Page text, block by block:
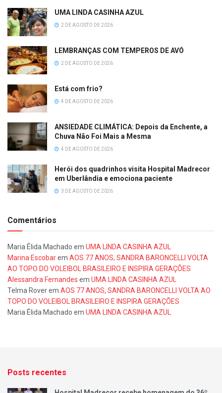
UMA LINDA CASINHA AZUL
2 DE AGOSTO DE 2026
LEMBRANÇAS COM TEMPEROS DE AVÓ
2 DE AGOSTO DE 2026
Está com frio?
4 DE AGOSTO DE 2026
ANSIEDADE CLIMÁTICA: Depois da Enchente, a
Chuva Não Foi Mais a Mesma
4 DE AGOSTO DE 2026
Herói dos quadrinhos visita Hospital Madrecor
em Uberlândia e emociona paciente
3 DE AGOSTO DE 2026
Comentários
Maria Élida Machado em UMA LINDA CASINHA AZUL
Marina Escobarem AOS 77 ANOS, SANDRA BARONCELLI VOLTA
AO TOPO DO VOLEIBOL BRASILEIRO E INSPIRA GERAÇÕES
Alessandra Fernandes em UMA LINDA CASINHA AZUL
Telma Roverem AOS 77 ANOS, SANDRA BARONCELLI VOLTA AO
TOPO DO VOLEIBOL BRASILEIRO E INSPIRA GERAÇÕES
Maria Élida Machado em UMA LINDA CASINHA AZUL
Posts recentes